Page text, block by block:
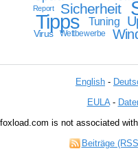
Report Sicherheit
Tipps Tuning
Virus Wettbewerbe
English -
EULA-
foxload.com is not associated
Beiträge